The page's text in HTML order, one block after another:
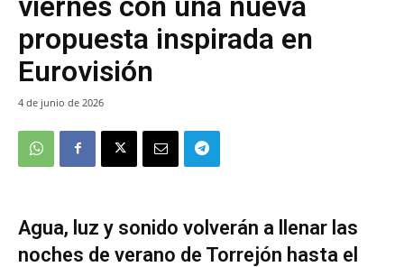
propuesta inspirada en
Eurovisión
4 de junio de 2026
Agua, luz y sonido volverán a llenar las
noches de verano de Torrejón hasta el